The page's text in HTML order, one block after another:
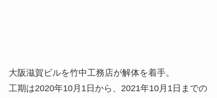
大阪滋賀ビルを竹中工務店が解体を着手。
工期は2020年10月1日から、2021年10月1日までの